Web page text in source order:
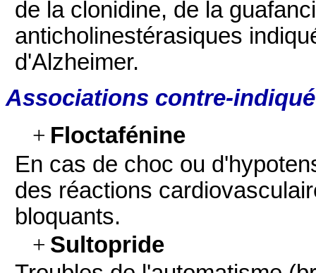
de la clonidine, de la
anticholinestérasiques
d'Alzheimer.
Associations contre-
+ Floctafénine
En cas de choc ou
des réactions
bloquants.
+ Sultopride